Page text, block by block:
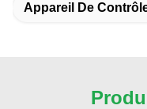
Appareil De